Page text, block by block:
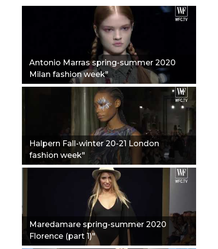
Antonio Marras spring-summer 2020
Milan fashion week"
Halpern Fall-winter 20-21 London
fashion week"
Maredamare spring-summer 2020
Florence (part 1)"